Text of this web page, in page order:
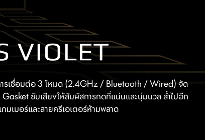
ารเชื่อมต่อ 3 โหมด (2.4GHz / Bluetooth / Wired) จัด
ซับเสียงให้สัมผัสการกดที่แน่นและนุ่มนวล ล้ำไปอีก
เมอร์และสายครีเอเตอร์ห้ามพลาด